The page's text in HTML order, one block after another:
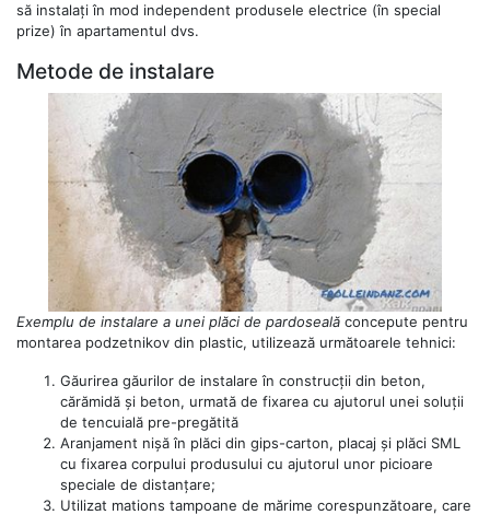
să instalați în mod independent produsele electrice (în special
prize) în apartamentul dvs.
Metode de instalare
Exemplu de instalare a unei plăci de pardoseală concepute pentru
montarea podzetnikov din plastic, utilizează următoarele tehnici:
Găurirea găurilor de instalare în construcții din beton,
cărămidă și beton, urmată de fixarea cu ajutorul unei soluții
de tencuială pre-pregătită
Aranjament nișă în plăci din gips-carton, placaj și plăci SML
cu fixarea corpului produsului cu ajutorul unor picioare
speciale de distanțare;
Utilizat mations tampoane de mărime corespunzătoare, care